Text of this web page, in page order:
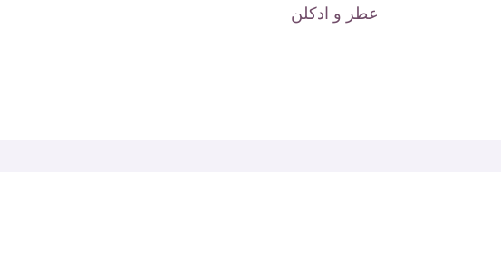
عطر و ادکلن